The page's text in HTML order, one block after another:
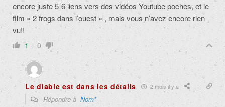
encore juste 5-6 liens vers des vidéos Youtube poches, et le
film « 2 frogs dans l’ouest » , mais vous n’avez encore rien
vu!!
1 0
Le diable est dans les détails 2 mois il y a
Répondre à Nom*